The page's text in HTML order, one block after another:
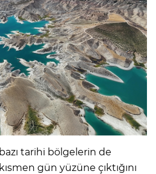
tarihi bölgelerin de
gün yüzüne çıktığını